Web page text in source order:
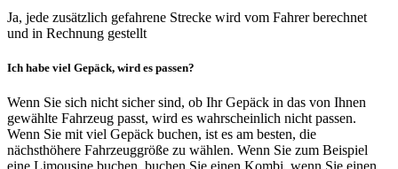
Ja, jede zusätzlich gefahrene Strecke wird vom Fahrer berechnet
und in Rechnung gestellt
Ich habe viel Gepäck, wird es passen?
Wenn Sie sich nicht sicher sind, ob Ihr Gepäck in das von Ihnen
gewählte Fahrzeug passt, wird es wahrscheinlich nicht passen.
Wenn Sie mit viel Gepäck buchen, ist es am besten, die
nächsthöhere Fahrzeuggröße zu wählen. Wenn Sie zum Beispiel